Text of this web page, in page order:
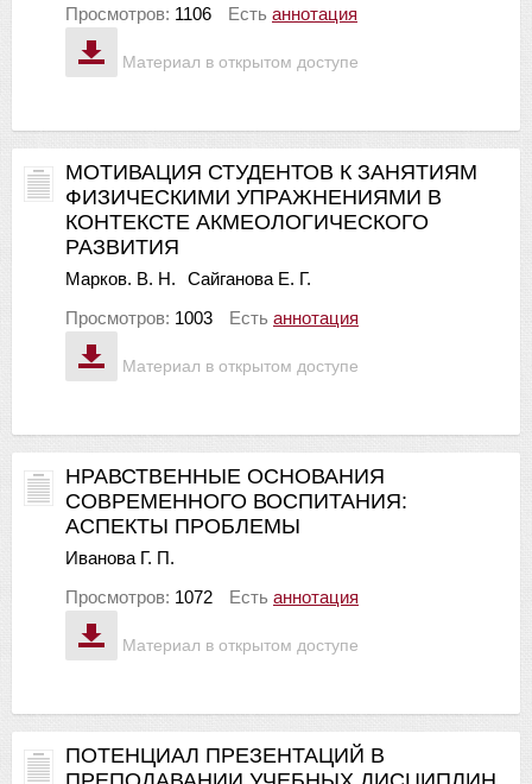
Материал в открытом доступе
Просмотров: 1106 Есть аннотация
Материал в открытом доступе
МОТИВАЦИЯ СТУДЕНТОВ К ЗАНЯТИЯМ
ФИЗИЧЕСКИМИ УПРАЖНЕНИЯМИ В
КОНТЕКСТЕ АКМЕОЛОГИЧЕСКОГО
РАЗВИТИЯ
Марков. В. Н.
Сайганова Е. Г.
Просмотров: 1003 Есть аннотация
Материал в открытом доступе
НРАВСТВЕННЫЕ ОСНОВАНИЯ
СОВРЕМЕННОГО ВОСПИТАНИЯ:
АСПЕКТЫ ПРОБЛЕМЫ
Иванова Г. П.
Просмотров: 1072 Есть аннотация
ПОТЕНЦИАЛ ПРЕЗЕНТАЦИЙ В